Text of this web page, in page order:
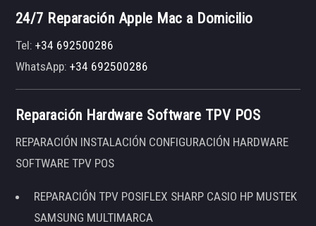
24/7 Reparación Apple Mac a Domicilio
Tel:+34 692500286
WhatsApp:+34 692500286
Reparación Hardware Software TPV POS
REPARACIÓN INSTALACIÓN CONFIGURACIÓN HARDWARE
SOFTWARE TPV POS
REPARACIÓN TPV POSIFLEX SHARP CASIO HP MUSTEK
SAMSUNG MULTIMARCA